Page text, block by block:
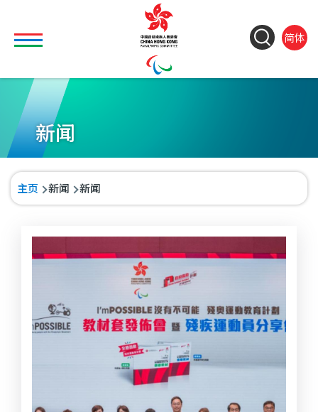
&
Font
简体
Toggle main menu visibility
新闻
导
航
主页 新闻 新闻